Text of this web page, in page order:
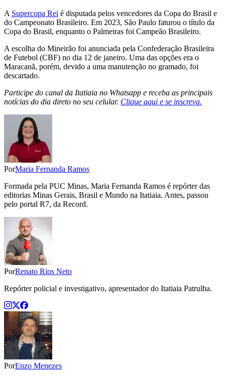
A Supercopa Rei é disputada pelos vencedores da Copa do Brasil e
do Campeonato Brasileiro. Em 2023, São Paulo faturou o título da
Copa do Brasil, enquanto o Palmeiras foi Campeão Brasileiro.
A escolha do Mineirão foi anunciada pela Confederação Brasileira
de Futebol (CBF) no dia 12 de janeiro. Uma das opções era o
Maracanã, porém, devido a uma manutenção no gramado, foi
descartado.
Participe do canal da Itatiaia no Whatsapp e receba as principais
notícias do dia direto no seu celular. Clique aqui e se inscreva.
PorMaria Fernanda Ramos
Formada pela PUC Minas, Maria Fernanda Ramos é repórter das
editorias Minas Gerais, Brasil e Mundo na Itatiaia. Antes, passou
pelo portal R7, da Record.
PorRenato Rios Neto
Repórter policial e investigativo, apresentador do Itatiaia Patrulha.
PorEnzo Menezes